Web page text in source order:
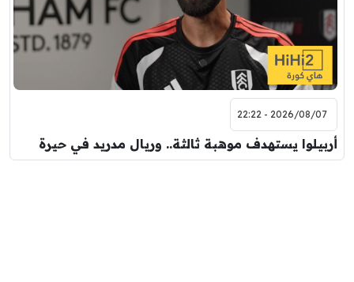
2026/08/07 - 22:22
أربيلوا يستهدف موهبة ثالثة.. وريال مدريد في حيرة